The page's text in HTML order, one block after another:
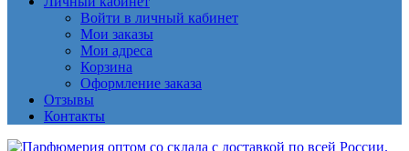
Войти в личный кабинет
Мои заказы
Мои адреса
Корзина
Оформление заказа
Отзывы
Контакты